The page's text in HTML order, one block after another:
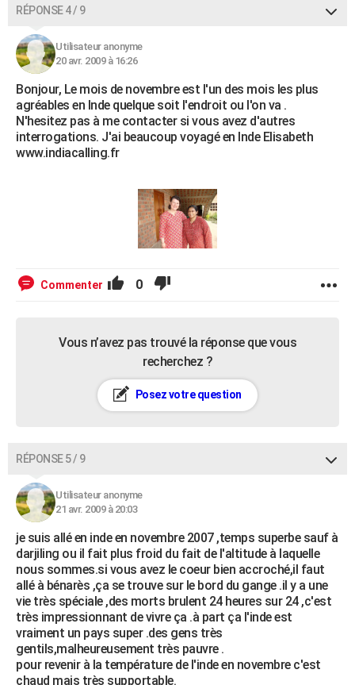
RÉPONSE 4 / 9
Utilisateur anonyme
20 avr. 2009 à 16:26
Bonjour, Le mois de novembre est l'un des mois les plus
agréables en Inde quelque soit l'endroit ou l'on va .
N'hesitez pas à me contacter si vous avez d'autres
interrogations. J'ai beaucoup voyagé en Inde Elisabeth
www.indiacalling.fr
Commenter 0
Vous n’avez pas trouvé la réponse que vous
recherchez ?
Posez votre question
RÉPONSE 5 / 9
Utilisateur anonyme
21 avr. 2009 à 20:03
je suis allé en inde en novembre 2007 ,temps superbe sauf à
darjiling ou il fait plus froid du fait de l'altitude à laquelle
nous sommes.si vous avez le coeur bien accroché,il faut
allé à bénarès ,ça se trouve sur le bord du gange .il y a une
vie très spéciale ,des morts brulent 24 heures sur 24 ,c'est
très impressionnant de vivre ça .à part ça l'inde est
vraiment un pays super .des gens très
gentils,malheureusement très pauvre .
pour revenir à la température de l'inde en novembre c'est
chaud mais très supportable.